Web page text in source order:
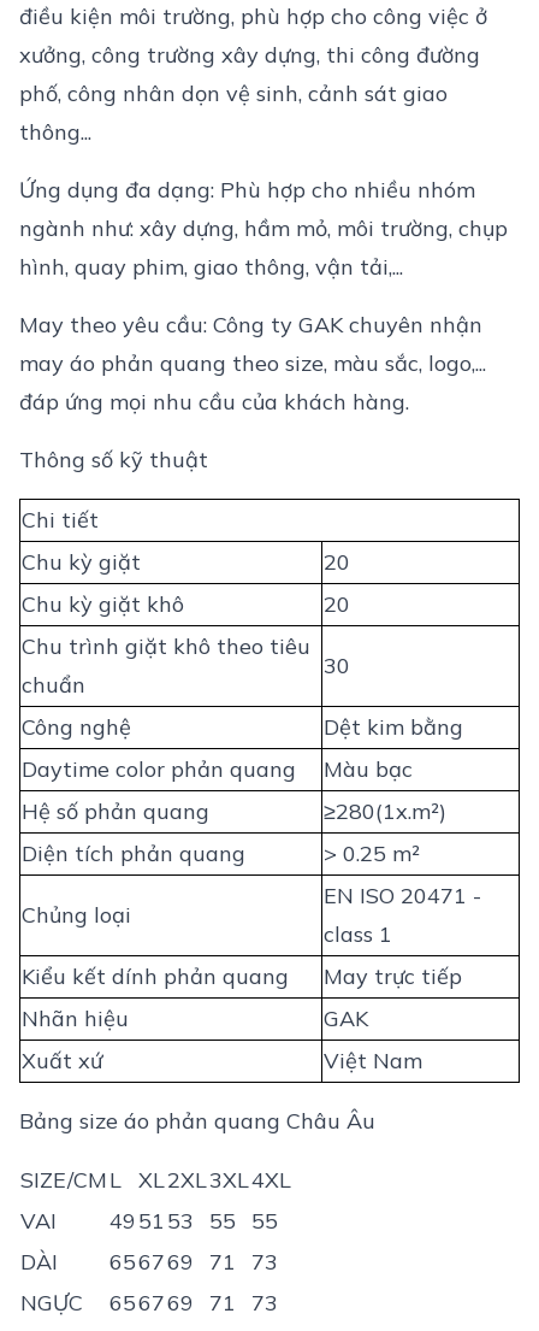
điều kiện môi trường, phù hợp cho công việc ở
xưởng, công trường xây dựng, thi công đường
phố, công nhân dọn vệ sinh, cảnh sát giao
thông...
Ứng dụng đa dạng: Phù hợp cho nhiều nhóm
ngành như: xây dựng, hầm mỏ, môi trường, chụp
hình, quay phim, giao thông, vận tải,...
May theo yêu cầu: Công ty GAK chuyên nhận
may áo phản quang theo size, màu sắc, logo,...
đáp ứng mọi nhu cầu của khách hàng.
Thông số kỹ thuật
Chi tiết
Chu kỳ giặt
20
Chu kỳ giặt khô
20
Chu trình giặt khô theo tiêu
chuẩn
30
Công nghệ
Dệt kim bằng
Daytime color phản quang
Màu bạc
Hệ số phản quang
≥280(1x.m²)
Diện tích phản quang
> 0.25 m²
Chủng loại
EN ISO 20471 -
class 1
Kiểu kết dính phản quang
May trực tiếp
Nhãn hiệu
GAK
Xuất xứ
Việt Nam
Bảng size áo phản quang Châu Âu
SIZE/CML XL2XL3XL4XL
VAI
4951 53 55
55
DÀI
656769 71
73
NGỰC
656769 71 73